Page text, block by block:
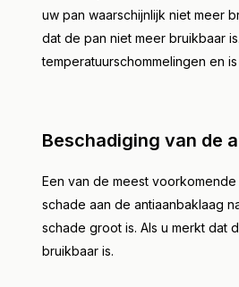
uw pan waarschijnlijk niet meer
dat de pan niet meer bruikbaar
temperatuurschommelingen en
Beschadiging van de
Een van de meest
schade aan de antiaanbaklaag
schade groot is. Als u merkt dat
bruikbaar is.